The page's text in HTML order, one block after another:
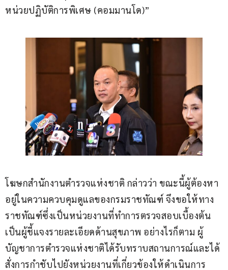
หน่วยปฏิบัติการพิเศษ (คอมมานโด)”
โฆษกสำนักงานตำรวจแห่งชาติ กล่าวว่า ขณะนี้ผู้ต้องหา
อยู่ในความควบคุมดูแลของกรมราชทัณฑ์ จึงขอให้ทาง
ราชทัณฑ์ซึ่งเป็นหน่วยงานที่ทำการตรวจสอบเบื้องต้น
เป็นผู้ชี้แจงรายละเอียดด้านสุขภาพ อย่างไรก็ตาม ผู้
บัญชาการตำรวจแห่งชาติได้รับทราบสถานการณ์และได้
สั่งการกำชับไปยังหน่วยงานที่เกี่ยวข้องให้ดำเนินการ